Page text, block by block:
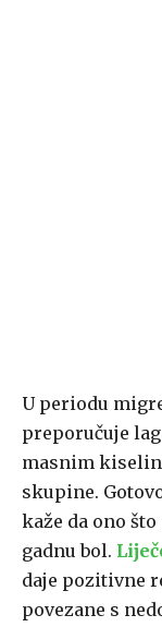
U periodu
preporučuje
masnim
skupine.
kaže da ono
gadnu bol.
daje pozitivne
povezane s